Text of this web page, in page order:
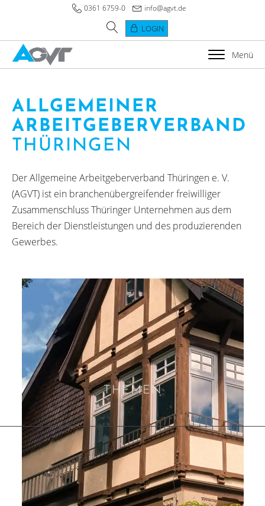
0361 6759-0 info@agvt.de
LOGIN
Menü
ALLGEMEINER
ARBEITGEBER­VERBAND
THÜRINGEN
Der Allgemeine Arbeitgeberverband Thüringen e. V.
(AGVT) ist ein branchenübergreifender freiwilliger
Zusammenschluss Thüringer Unternehmen aus dem
Bereich der Dienstleistungen und des produzierenden
Gewerbes.
THEMEN